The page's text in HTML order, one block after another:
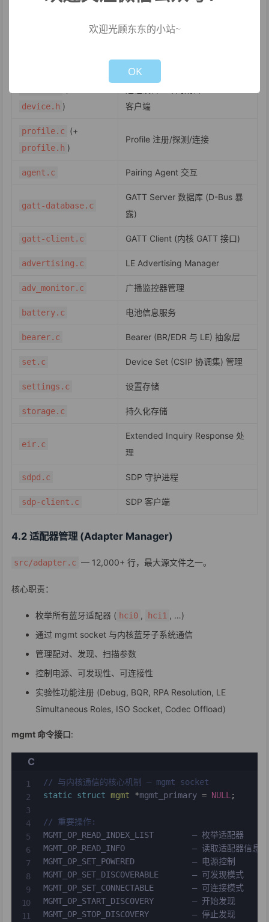
入口、配置解析、初始化编排
mgmt 命令
device.h )
客户端
profile.c (+
profile.h )
Profile 注册/探测/连接
agent.c Pairing Agent 交互
gatt-database.c
GATT Server 数据库 (D-Bus 暴
露)
gatt-client.c GATT Client (内核 GATT 接口)
advertising.c LE Advertising Manager
adv_monitor.c 广播监控器管理
battery.c 电池信息服务
bearer.c Bearer (BR/EDR 与 LE) 抽象层
set.c Device Set (CSIP 协调集) 管理
settings.c 设置存储
storage.c 持久化存储
eir.c
Extended Inquiry Response 处
理
sdpd.c SDP 守护进程
sdp-client.c SDP 客户端
4.2 适配器管理 (Adapter Manager)
src/adapter.c — 12,000+ 行，最大源文件之一。
核心职责：
枚举所有蓝牙适配器 ( hci0 , hci1 , …)
通过 mgmt socket 与内核蓝牙子系统通信
管理配对、发现、扫描参数
控制电源、可发现性、可连接性
实验性功能注册 (Debug, BQR, RPA Resolution, LE
Simultaneous Roles, ISO Socket, Codec Offload)
mgmt 命令接口:
C
// 与内核通信的核心机制 — mgmt socket
static struct mgmt *mgmt_primary = NULL;
// 重要操作:
MGMT_OP_READ_INDEX_LIST        — 枚举适配器
MGMT_OP_READ_INFO              — 读取适配器信息
MGMT_OP_SET_POWERED            — 电源控制
MGMT_OP_SET_DISCOVERABLE       — 可发现模式
MGMT_OP_SET_CONNECTABLE        — 可连接模式
MGMT_OP_START_DISCOVERY        — 开始发现
MGMT_OP_STOP_DISCOVERY         — 停止发现
欢迎光顾东东的小站~
OK